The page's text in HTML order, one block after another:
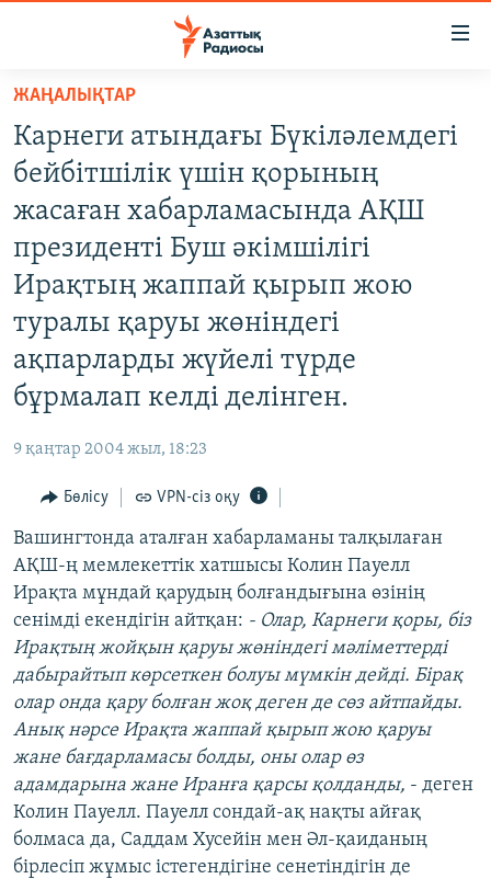
Skip
main
content
to
main
Navigation
Skip
Search
САЯСАТ
ҚАҢТАР ОҚИҒАСЫ
АДАМ ҚҰҚЫҚТАРЫ
ӘЛЕУМЕТ
ӘЛЕМ
АРНАЙЫ ЖОБАЛАР
Русский
ЖАЗЫЛЫҢЫЗ
Басқа тілдерде
ЖАҢАЛЫҚТАР
Карнеги атындағы Бүкіләлемдегі
бейбітшілік үшін қорының
жасаған хабарламасында АҚШ
президенті Буш әкімшілігі
Ирақтың жаппай қырып жою
туралы қаруы жөніндегі
ақпарларды жүйелі түрде
бұрмалап келді делінген.
9 қаңтар 2004 жыл, 18:23
Бөлісу VPN-сіз оқу
Вашингтонда аталған хабарламаны талқылаған
АҚШ-ң мемлекеттік хатшысы Колин Пауелл
Ирақта мұндай қарудың болғандығына өзінің
сенімді екендігін айтқан: - Олар, Карнеги қоры, біз
Ирақтың жойқын қаруы жөніндегі мәліметтерді
дабырайтып көрсеткен болуы мүмкін дейді. Бірақ
олар онда қару болған жоқ деген де сөз айтпайды.
Анық нәрсе Ирақта жаппай қырып жою қаруы
жане бағдарламасы болды, оны олар өз
адамдарына жане Иранға қарсы қолданды, - деген
Колин Пауелл. Пауелл сондай-ақ нақты айғақ
болмаса да, Саддам Хусейін мен Әл-қаиданың
бірлесіп жұмыс істегендігіне сенетіндігін де